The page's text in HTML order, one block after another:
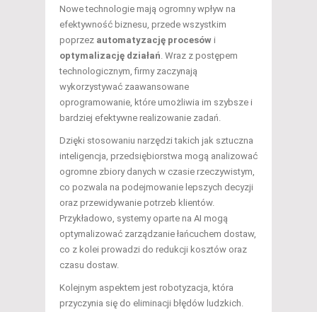
Nowe technologie mają ogromny wpływ na
efektywność biznesu, przede wszystkim
poprzez automatyzację procesów i
optymalizację działań . Wraz z postępem
technologicznym, firmy zaczynają
wykorzystywać zaawansowane
oprogramowanie, które umożliwia im szybsze i
bardziej efektywne realizowanie zadań.
Dzięki stosowaniu narzędzi takich jak sztuczna
inteligencja, przedsiębiorstwa mogą analizować
ogromne zbiory danych w czasie rzeczywistym,
co pozwala na podejmowanie lepszych decyzji
oraz przewidywanie potrzeb klientów.
Przykładowo, systemy oparte na AI mogą
optymalizować zarządzanie łańcuchem dostaw,
co z kolei prowadzi do redukcji kosztów oraz
czasu dostaw.
Kolejnym aspektem jest robotyzacja, która
przyczynia się do eliminacji błędów ludzkich.